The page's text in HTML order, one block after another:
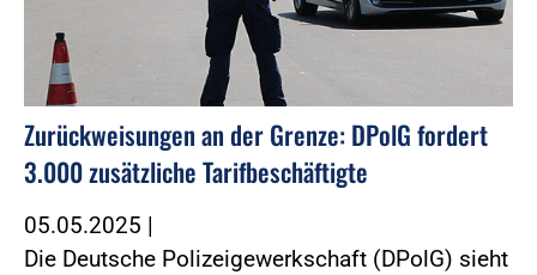
Zurückweisungen an der Grenze: DPolG fordert
3.000 zusätzliche Tarifbeschäftigte
05.05.2025 |
Die Deutsche Polizeigewerkschaft (DPolG) sieht